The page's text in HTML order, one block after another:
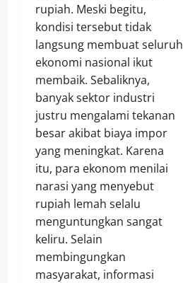
rupiah. Meski begitu,
kondisi tersebut tidak
langsung membuat seluruh
ekonomi nasional ikut
membaik. Sebaliknya,
banyak sektor industri
justru mengalami tekanan
besar akibat biaya impor
yang meningkat. Karena
itu, para ekonom menilai
narasi yang menyebut
rupiah lemah selalu
menguntungkan sangat
keliru. Selain
membingungkan
masyarakat, informasi